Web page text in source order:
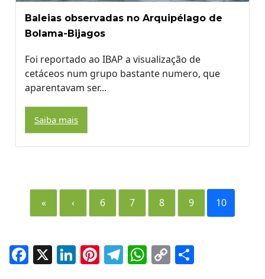
Baleias observadas no Arquipélago de
Bolama-Bijagos
Foi reportado ao IBAP a visualização de
cetáceos num grupo bastante numero, que
aparentavam ser...
Saiba mais
« ‹ 6 7 8 9 10
Facebook
X LinkedIn
Pinterest
Telegram
WhatsApp
Copy